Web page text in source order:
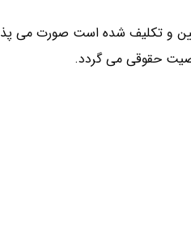
و تکلیف شده است صورت می
حقوقی می گردد.